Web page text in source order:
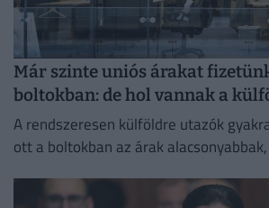
Már szinte uniós árakat
boltokban: de hol vannak a
A rendszeresen külföldre utazók
ott a boltokban az árak